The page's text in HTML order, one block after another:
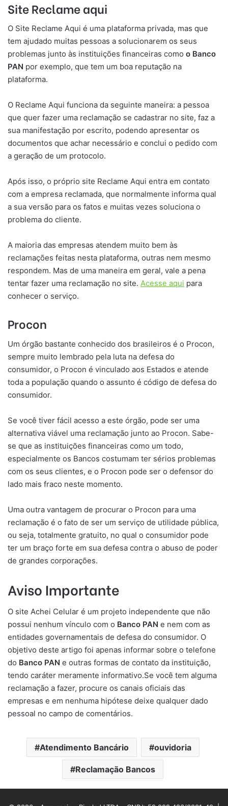
Site Reclame aqui
O Site Reclame Aqui é uma plataforma privada, mas que
tem ajudado muitas pessoas a solucionarem os seus
problemas junto às instituições financeiras como o Banco
PAN por exemplo, que tem um boa reputação na
plataforma.
O Reclame Aqui funciona da seguinte maneira: a pessoa
que quer fazer uma reclamação se cadastrar no site, faz a
sua manifestação por escrito, podendo apresentar os
documentos que achar necessário e conclui o pedido com
a geração de um protocolo.
Após isso, o próprio site Reclame Aqui entra em contato
com a empresa reclamada, que normalmente informa qual
a sua versão para os fatos e muitas vezes soluciona o
problema do cliente.
A maioria das empresas atendem muito bem às
reclamações feitas nesta plataforma, outras nem mesmo
respondem. Mas de uma maneira em geral, vale a pena
tentar fazer uma reclamação no site. Acesse aqui para
conhecer o serviço.
Procon
Um órgão bastante conhecido dos brasileiros é o Procon,
sempre muito lembrado pela luta na defesa do
consumidor, o Procon é vinculado aos Estados e atende
toda a população quando o assunto é código de defesa do
consumidor.
Se você tiver fácil acesso a este órgão, pode ser uma
alternativa viável uma reclamação junto ao Procon. Sabe-
se que as instituições financeiras como um todo,
especialmente os Bancos costumam ter sérios problemas
com os seus clientes, e o Procon pode ser o defensor do
lado mais fraco neste momento.
Uma outra vantagem de procurar o Procon para uma
reclamação é o fato de ser um serviço de utilidade pública,
ou seja, totalmente gratuito, no qual o consumidor pode
ter um braço forte em sua defesa contra o abuso de poder
de grandes corporações.
Aviso Importante
O site Achei Celular é um projeto independente que não
possui nenhum vínculo com o Banco PAN e nem com as
entidades governamentais de defesa do consumidor. O
objetivo deste artigo foi apenas informar sobre o telefone
do Banco PAN e outras formas de contato da instituição,
tendo caráter meramente informativo.Se você tem alguma
reclamação a fazer, procure os canais oficiais das
empresas e em nenhuma hipótese deixe qualquer dado
pessoal no campo de comentários.
Atendimento Bancário ouvidoria
Reclamação Bancos